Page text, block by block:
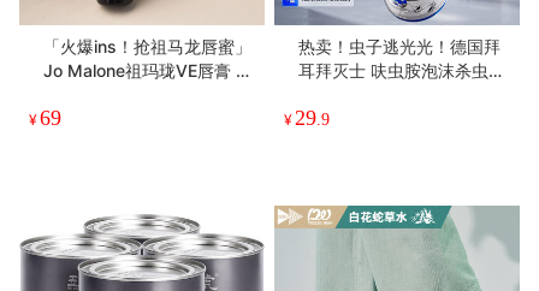
「火爆ins！抢祖马龙唇蜜」
Jo Malone祖玛珑VE唇膏 15
他命E修复唇部 口红打底
¥69
热卖！虫子逃光光！德国拜
耳拜灭士 呋虫胺泡沫杀虫剂
态 300ml*2瓶
¥29.9